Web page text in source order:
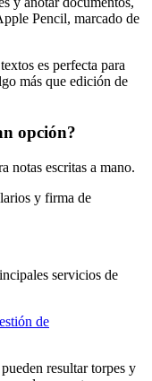
Pencil, marcado de
es perfecta para
más que edición de
opción?
notas escritas a mano.
y firma de
servicios de
de
resultar torpes y